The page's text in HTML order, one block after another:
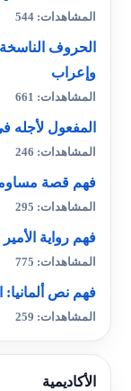
المشاهدات: 544
الحروف
وإعراب
المشاهدات: 661
المفعول لأجله
المشاهدات: 246
فهم قصة
المشاهدات: 295
فهم رواية
المشاهدات: 775
فهم نص ألمانيا:
المشاهدات: 259
الأكاديمية